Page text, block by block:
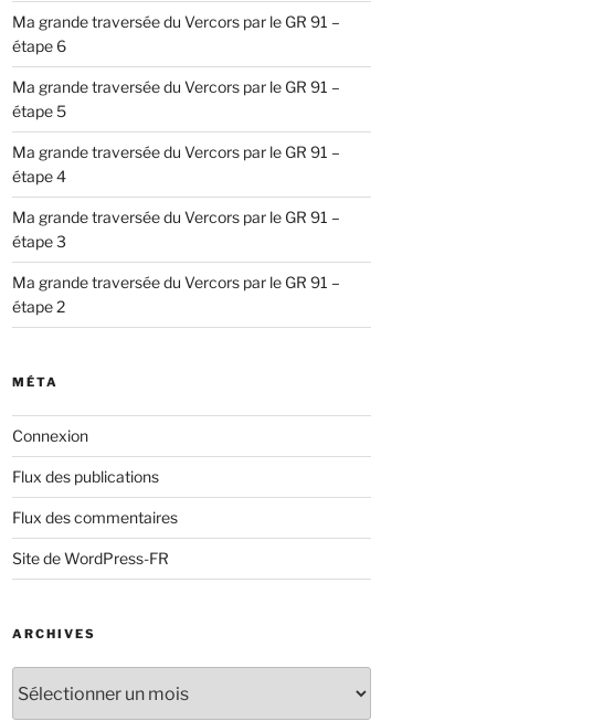
Ma grande traversée du Vercors par le GR 91 –
étape 6
Ma grande traversée du Vercors par le GR 91 –
étape 5
Ma grande traversée du Vercors par le GR 91 –
étape 4
Ma grande traversée du Vercors par le GR 91 –
étape 3
Ma grande traversée du Vercors par le GR 91 –
étape 2
MÉTA
Connexion
Flux des publications
Flux des commentaires
Site de WordPress-FR
ARCHIVES